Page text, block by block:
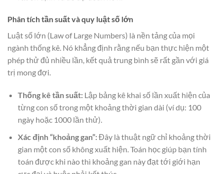
Phân tích tần suất và quy luật số lớn
Luật số lớn (Law of Large Numbers) là nền tảng của mọi
ngành thống kê. Nó khẳng định rằng nếu bạn thực hiện một
phép thử đủ nhiều lần, kết quả trung bình sẽ rất gần với giá
trị mong đợi.
Thống kê tần suất:Lập bảng kê khai số lần xuất hiện của
từng con số trong một khoảng thời gian dài (ví dụ: 100
ngày hoặc 1000 lần thử).
Xác định “khoảng gan”:Đây là thuật ngữ chỉ khoảng thời
gian một con số không xuất hiện. Toán học giúp bạn tính
toán được khi nào thì khoảng gan này đạt tới giới hạn